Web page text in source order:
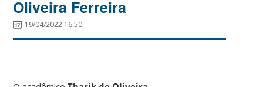
Oliveira Ferreira
19/04/2022 16:50